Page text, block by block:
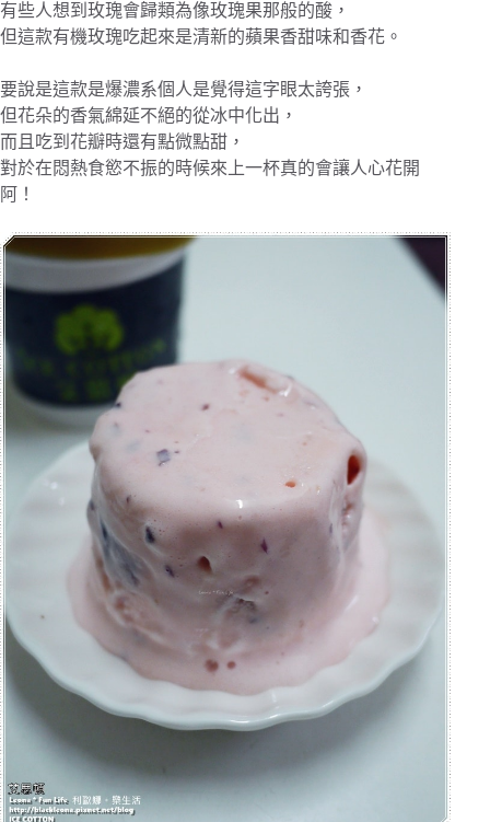
有些人想到玫瑰會歸類為像玫瑰果那般的酸，
但這款有機玫瑰吃起來是清新的蘋果香甜味和香花。
要說是這款是爆濃系個人是覺得這字眼太誇張，
但花朵的香氣綿延不絕的從冰中化出，
而且吃到花瓣時還有點微點甜，
對於在悶熱食慾不振的時候來上一杯真的會讓人心花開
阿！